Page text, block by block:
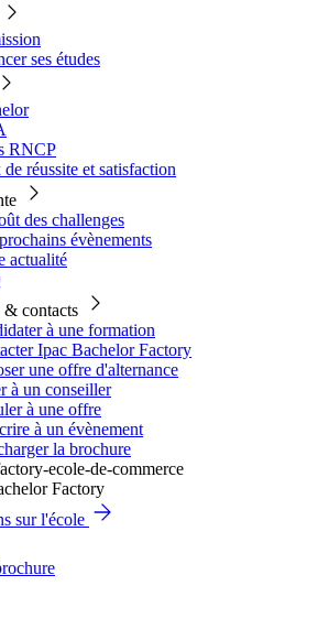
ses études
RNCP
de réussite et satisfaction
des challenges
évènements
actualité
& contacts
à une formation
Ipac Bachelor Factory
une offre d'alternance
à un conseiller
à une offre
à un évènement
la brochure
Factory
sur l'école